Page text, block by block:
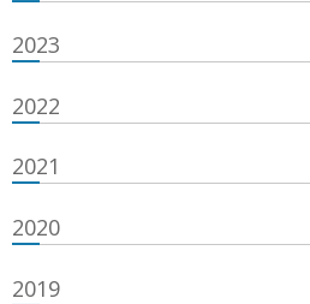
2023
2022
2021
2020
2019